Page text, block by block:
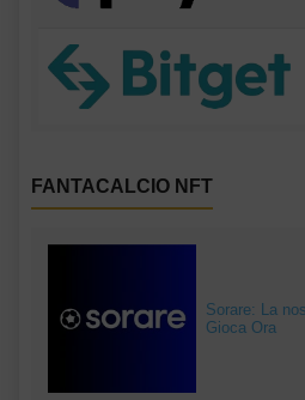
FANTACALCIO NFT
Sorare: La
Gioca Ora